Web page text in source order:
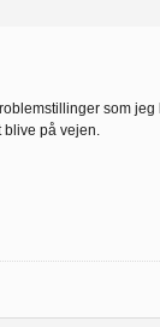
som jeg
på vejen.